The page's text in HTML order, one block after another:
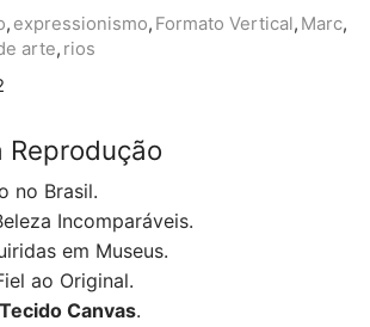
, expressionismo, Formato Vertical, Marc,
arte, rios
Reprodução
no Brasil.
Incomparáveis.
em Museus.
ao Original.
Tecido Canvas.